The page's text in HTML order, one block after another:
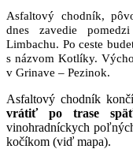
Asfaltový chodník,
dnes zavedie
Limbachu. Po ceste
s názvom Kotlíky.
v Grinave – Pezinok.
Asfaltový chodník
vrátiť po trase
vinohradníckych
kočíkom (viď mapa).